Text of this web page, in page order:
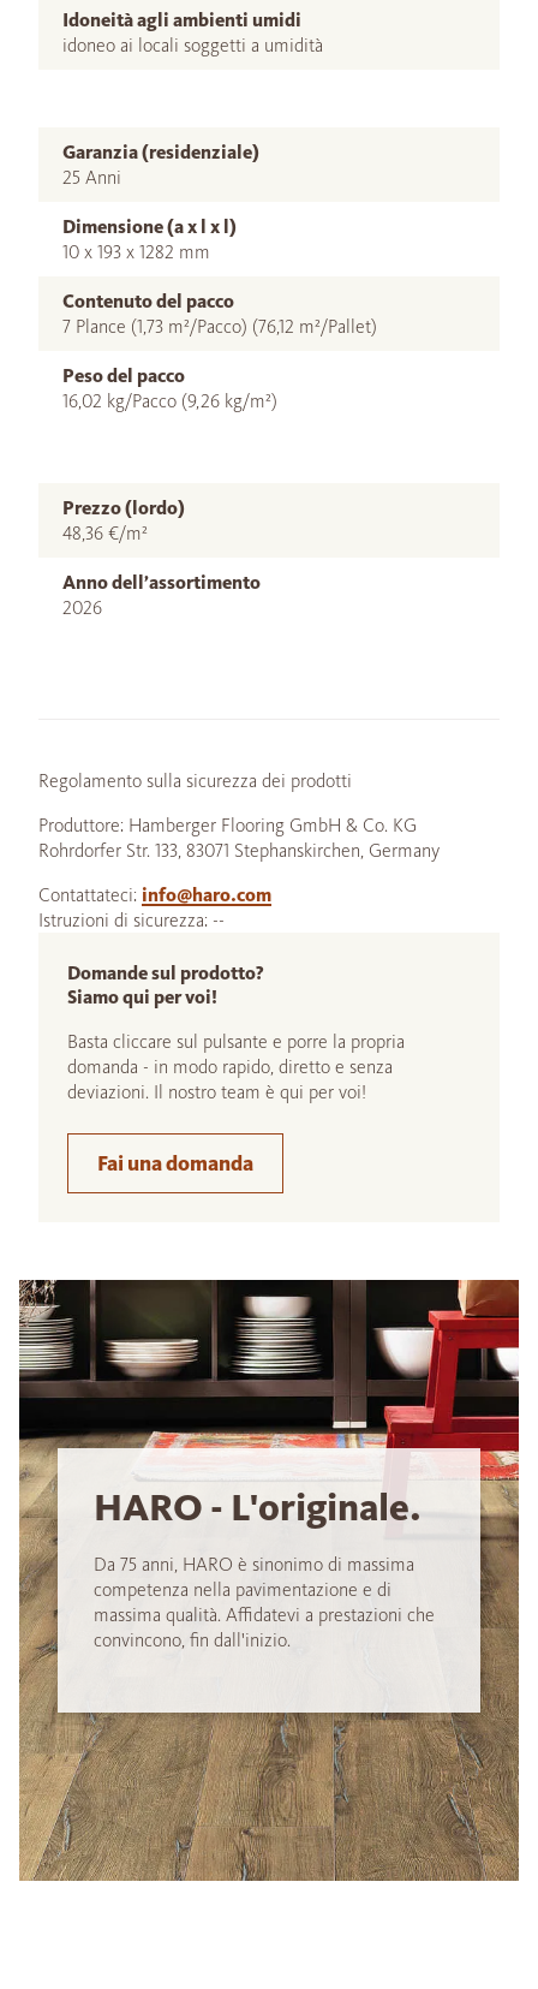
Idoneità agli ambienti umidi
idoneo ai locali soggetti a umidità
Garanzia (residenziale)
25 Anni
Dimensione (a x l x l)
10 x 193 x 1282 mm
Contenuto del pacco
7 Plance (1,73 m²/Pacco) (76,12 m²/Pallet)
Peso del pacco
16,02 kg/Pacco (9,26 kg/m²)
Prezzo (lordo)
48,36 €/m²
Anno dell’assortimento
2026
Regolamento sulla sicurezza dei prodotti
Produttore: Hamberger Flooring GmbH & Co. KG
Rohrdorfer Str. 133, 83071 Stephanskirchen, Germany
Contattateci: info@haro.com
Istruzioni di sicurezza: --
Domande sul prodotto?
Siamo qui per voi!
Basta cliccare sul pulsante e porre la propria
domanda - in modo rapido, diretto e senza
deviazioni. Il nostro team è qui per voi!
Fai una domanda
HARO - L'originale.
Da 75 anni, HARO è sinonimo di massima
competenza nella pavimentazione e di
massima qualità. Affidatevi a prestazioni che
convincono, fin dall'inizio.